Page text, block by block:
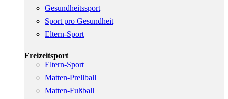
Gesundheitssport
Sport pro Gesundheit
Eltern-Sport
Freizeitsport
Eltern-Sport
Matten-Prellball
Matten-Fußball